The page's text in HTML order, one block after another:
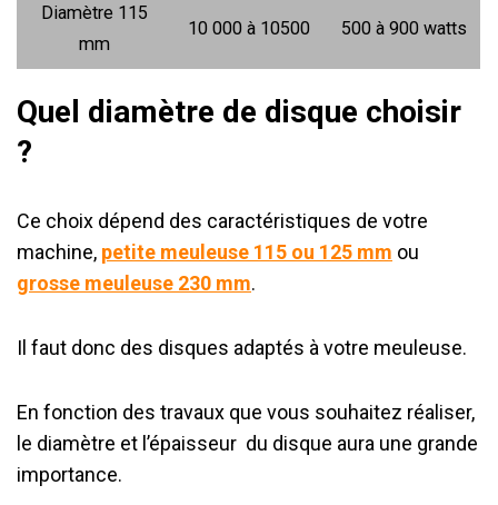
Diamètre 115
mm
10 000 à 10500 500 à 900 watts
Quel diamètre de disque choisir
?
Ce choix dépend des caractéristiques de votre
machine, petite meuleuse 115 ou 125 mm ou
grosse meuleuse 230 mm.
Il faut donc des disques adaptés à votre meuleuse.
En fonction des travaux que vous souhaitez réaliser,
le diamètre et l’épaisseur du disque aura une grande
importance.